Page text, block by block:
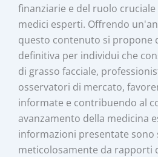
finanziarie e del ruolo
medici esperti. Offrendo
questo contenuto si propone
definitiva per individui che
di grasso facciale,
osservatori di mercato,
informate e contribuendo al
avanzamento della medicina
informazioni presentate sono
meticolosamente da rapporti